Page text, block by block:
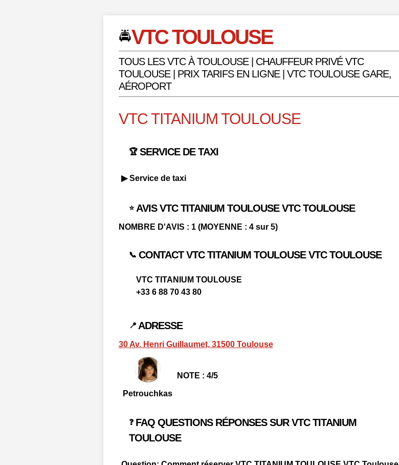
🚔VTC TOULOUSE
TOUS LES VTC À TOULOUSE | CHAUFFEUR PRIVÉ VTC
TOULOUSE | PRIX TARIFS EN LIGNE | VTC TOULOUSE GARE,
AÉROPORT
VTC TITANIUM TOULOUSE
🏆SERVICE DE TAXI
▶ Service de taxi
⭐AVIS VTC TITANIUM TOULOUSE VTC TOULOUSE
NOMBRE D'AVIS : 1 (MOYENNE : 4 sur 5)
📞CONTACT VTC TITANIUM TOULOUSE VTC TOULOUSE
VTC TITANIUM TOULOUSE
+33 6 88 70 43 80
📍ADRESSE
30 Av. Henri Guillaumet, 31500 Toulouse
Petrouchkas
NOTE : 4/5
❓FAQ QUESTIONS RÉPONSES SUR VTC TITANIUM
TOULOUSE